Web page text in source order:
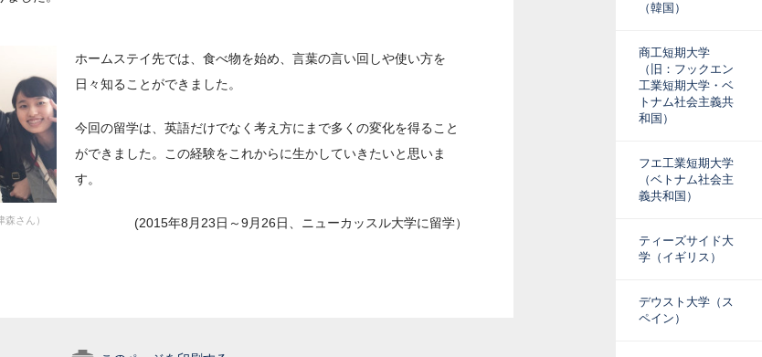
さん）
ホームステイ先では、食べ物を始め、言葉の言い回しや使い方を
日々知ることができました。
今回の留学は、英語だけでなく考え方にまで多くの変化を得ること
ができました。この経験をこれからに生かしていきたいと思いま
す。
(2015年8月23日～9月26日、ニューカッスル大学に留学）
（韓国）
商工短期大学
（旧：フックエン
工業短期大学・ベ
トナム社会主義共
和国）
フエ工業短期大学
（ベトナム社会主
義共和国）
ティーズサイド大
学（イギリス）
デウスト大学（ス
ペイン）